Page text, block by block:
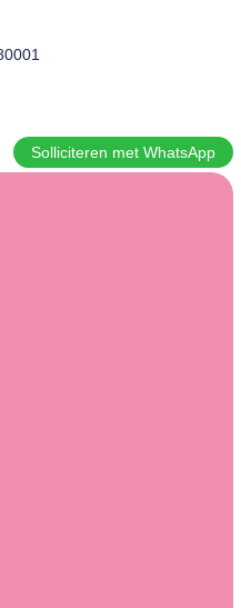
Solliciteren met WhatsApp